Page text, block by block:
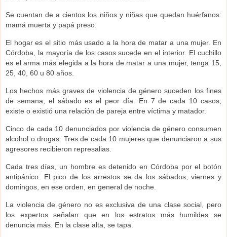
Se cuentan de a cientos los niños y niñas que quedan huérfanos:
mamá muerta y papá preso.
El hogar es el sitio más usado a la hora de matar a una mujer. En
Córdoba, la mayoría de los casos sucede en el interior. El cuchillo
es el arma más elegida a la hora de matar a una mujer, tenga 15,
25, 40, 60 u 80 años.
Los hechos más graves de violencia de género suceden los fines
de semana; el sábado es el peor día. En 7 de cada 10 casos,
existe o existió una relación de pareja entre víctima y matador.
Cinco de cada 10 denunciados por violencia de género consumen
alcohol o drogas. Tres de cada 10 mujeres que denunciaron a sus
agresores recibieron represalias.
Cada tres días, un hombre es detenido en Córdoba por el botón
antipánico. El pico de los arrestos se da los sábados, viernes y
domingos, en ese orden, en general de noche.
La violencia de género no es exclusiva de una clase social, pero
los expertos señalan que en los estratos más humildes se
denuncia más. En la clase alta, se tapa.